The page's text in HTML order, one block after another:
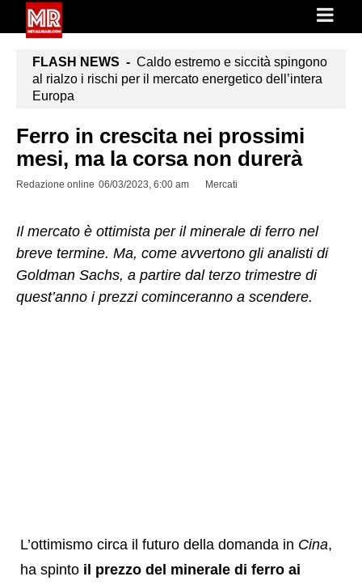
FLASH NEWS - Caldo estremo e siccità spingono
al rialzo i rischi per il mercato energetico dell’intera
Europa
Ferro in crescita nei prossimi
mesi, ma la corsa non durerà
Redazione online 06/03/2023, 6:00 am Mercati
Il mercato è ottimista per il minerale di ferro nel
breve termine. Ma, come avvertono gli analisti di
Goldman Sachs, a partire dal terzo trimestre di
quest’anno i prezzi cominceranno a scendere.
L’ottimismo circa il futuro della domanda in Cina,
ha spinto il prezzo del minerale di ferro ai